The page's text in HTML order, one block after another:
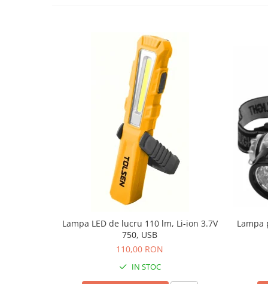
îmbrăcăminte unică folosinţă
Lampa LED de lucru 110 lm, Li-ion 3.7V
750, USB
110,00 RON
IN STOC
Lampa